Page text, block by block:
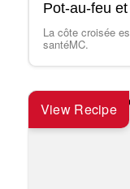
Pot-au-feu
La côte croisée
santéMC.
View Recipe